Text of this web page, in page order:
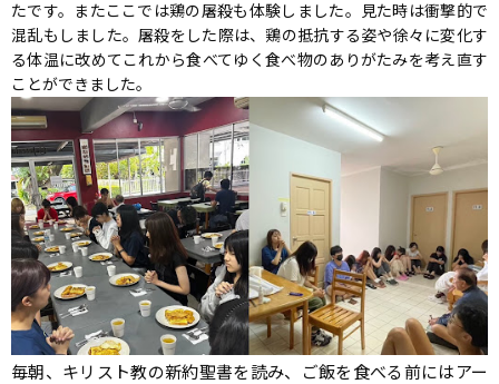
たです。またここでは鶏の屠殺も体験しました。見た時は衝撃的で
混乱もしました。屠殺をした際は、鶏の抵抗する姿や徐々に変化す
る体温に改めてこれから食べてゆく食べ物のありがたみを考え直す
ことができました。
毎朝、キリスト教の新約聖書を読み、ご飯を食べる前にはアー